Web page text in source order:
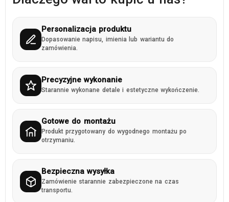
Personalizacja produktu
Dopasowanie napisu, imienia lub wariantu do
zamówienia.
Precyzyjne wykonanie
Starannie wykonane detale i estetyczne wykończenie.
Gotowe do montażu
Produkt przygotowany do wygodnego montażu po
otrzymaniu.
Bezpieczna wysyłka
Zamówienie starannie zabezpieczone na czas
transportu.